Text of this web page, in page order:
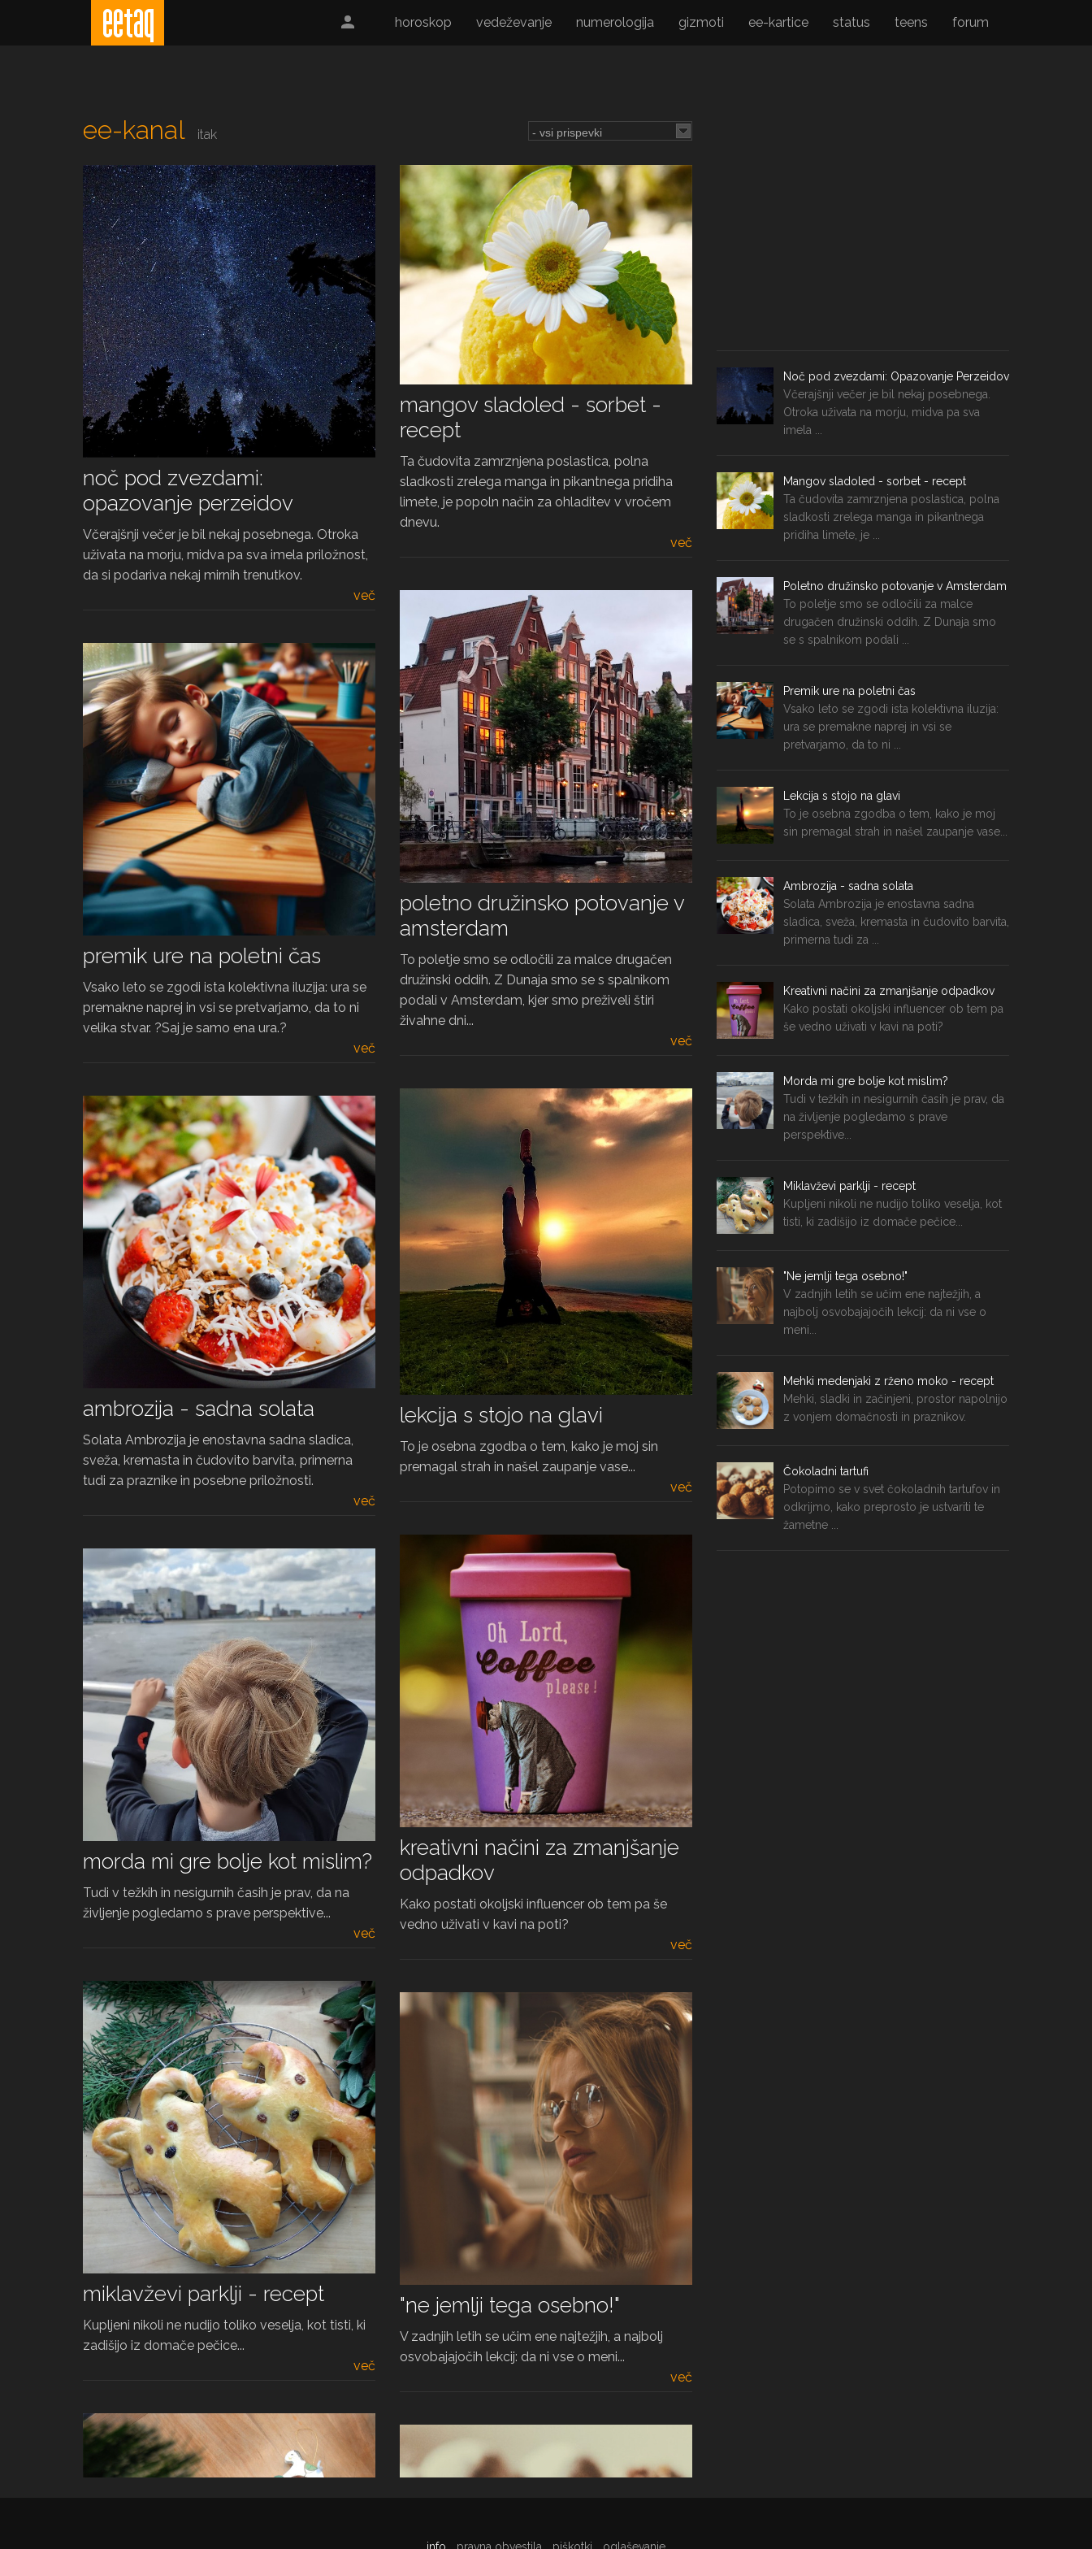
horoskop vedeževanje numerologija gizmoti ee-kartice status teens forum
ee-kanal itak
noč pod zvezdami:
opazovanje perzeidov
Včerajšnji večer je bil nekaj posebnega. Otroka
uživata na morju, midva pa sva imela priložnost,
da si podariva nekaj mirnih trenutkov.
več
mangov sladoled - sorbet -
recept
Ta čudovita zamrznjena poslastica, polna
sladkosti zrelega manga in pikantnega pridiha
limete, je popoln način za ohladitev v vročem
dnevu.
več
poletno družinsko potovanje v
amsterdam
To poletje smo se odločili za malce drugačen
družinski oddih. Z Dunaja smo se s spalnikom
podali v Amsterdam, kjer smo preživeli štiri
živahne dni...
več
premik ure na poletni čas
Vsako leto se zgodi ista kolektivna iluzija: ura se
premakne naprej in vsi se pretvarjamo, da to ni
velika stvar. ?Saj je samo ena ura.?
več
lekcija s stojo na glavi
To je osebna zgodba o tem, kako je moj sin
premagal strah in našel zaupanje vase...
več
ambrozija - sadna solata
Solata Ambrozija je enostavna sadna sladica,
sveža, kremasta in čudovito barvita, primerna
tudi za praznike in posebne priložnosti.
več
kreativni načini za zmanjšanje
odpadkov
Kako postati okoljski influencer ob tem pa še
vedno uživati v kavi na poti?
več
morda mi gre bolje kot mislim?
Tudi v težkih in nesigurnih časih je prav, da na
življenje pogledamo s prave perspektive...
več
miklavževi parklji - recept
Kupljeni nikoli ne nudijo toliko veselja, kot tisti, ki
zadišijo iz domače pečice...
več
"ne jemlji tega osebno!"
V zadnjih letih se učim ene najtežjih, a najbolj
osvobajajočih lekcij: da ni vse o meni...
več
Noč pod zvezdami: Opazovanje Perzeidov
Včerajšnji večer je bil nekaj posebnega.
Otroka uživata na morju, midva pa sva
imela ...
Mangov sladoled - sorbet - recept
Ta čudovita zamrznjena poslastica, polna
sladkosti zrelega manga in pikantnega
pridiha limete, je ...
Poletno družinsko potovanje v Amsterdam
To poletje smo se odločili za malce
drugačen družinski oddih. Z Dunaja smo
se s spalnikom podali ...
Premik ure na poletni čas
Vsako leto se zgodi ista kolektivna iluzija:
ura se premakne naprej in vsi se
pretvarjamo, da to ni ...
Lekcija s stojo na glavi
To je osebna zgodba o tem, kako je moj
sin premagal strah in našel zaupanje vase...
Ambrozija - sadna solata
Solata Ambrozija je enostavna sadna
sladica, sveža, kremasta in čudovito barvita,
primerna tudi za ...
Kreativni načini za zmanjšanje odpadkov
Kako postati okoljski influencer ob tem pa
še vedno uživati v kavi na poti?
Morda mi gre bolje kot mislim?
Tudi v težkih in nesigurnih časih je prav, da
na življenje pogledamo s prave
perspektive...
Miklavževi parklji - recept
Kupljeni nikoli ne nudijo toliko veselja, kot
tisti, ki zadišijo iz domače pečice...
"Ne jemlji tega osebno!"
V zadnjih letih se učim ene najtežjih, a
najbolj osvobajajočih lekcij: da ni vse o
meni...
Mehki medenjaki z rženo moko - recept
Mehki, sladki in začinjeni, prostor napolnijo
z vonjem domačnosti in praznikov.
Čokoladni tartufi
Potopimo se v svet čokoladnih tartufov in
odkrijmo, kako preprosto je ustvariti te
žametne ...